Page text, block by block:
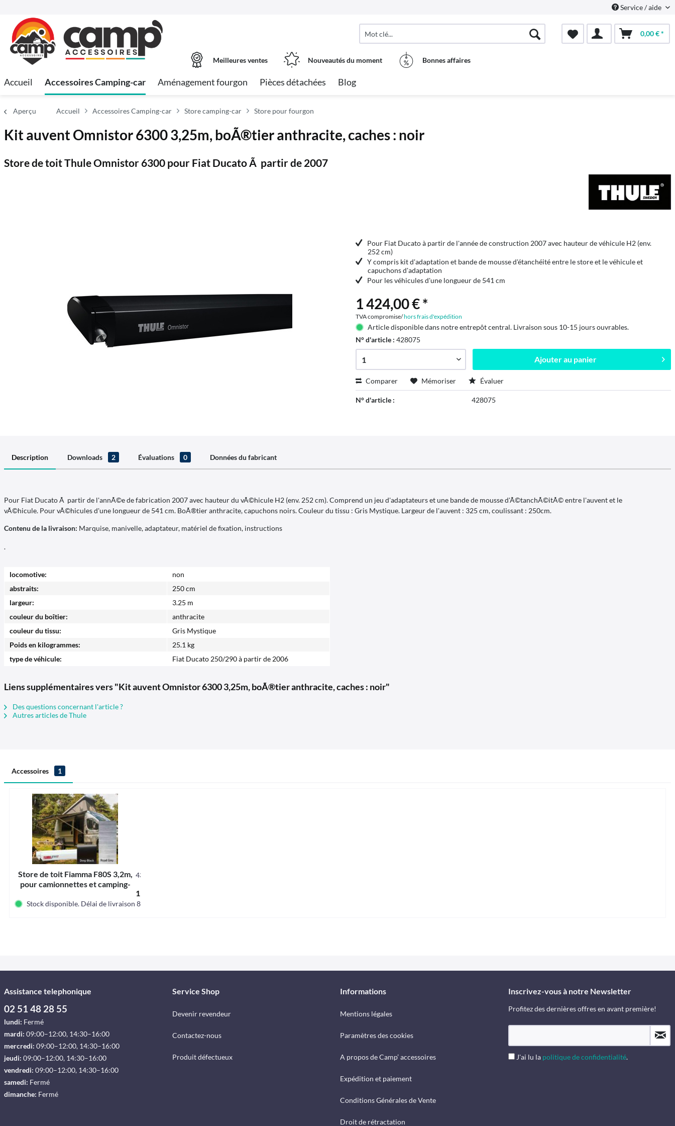
Service / aide
0,00 € *
Meilleures ventes Nouveautés du moment Bonnes affaires
Accueil Accessoires Camping-car Aménagement fourgon Pièces détachées Blog
Aperçu Accueil Accessoires Camping-car Store camping-car Store pour fourgon
Kit auvent Omnistor 6300 3,25m, boÃ®tier anthracite, caches : noir
Store de toit Thule Omnistor 6300 pour Fiat Ducato Ã partir de 2007
Pour Fiat Ducato à partir de l'année de construction 2007 avec hauteur de véhicule H2 (env.
252 cm)
Y compris kit d'adaptation et bande de mousse d'étanchéité entre le store et le véhicule et
capuchons d'adaptation
Pour les véhicules d'une longueur de 541 cm
1 424,00 € *
TVA compromise/hors frais d'expédition
Article disponible dans notre entrepôt central. Livraison sous 10-15 jours ouvrables.
N° d'article :428075
Ajouter au panier
Comparer Mémoriser Évaluer
N° d'article : 428075
Description Downloads 2 Évaluations 0 Données du fabricant
Pour Fiat Ducato Ã partir de l'annÃ©e de fabrication 2007 avec hauteur du vÃ©hicule H2 (env. 252 cm). Comprend un jeu d'adaptateurs et une bande de mousse d'Ã©tanchÃ©itÃ© entre l'auvent et le
vÃ©hicule. Pour vÃ©hicules d'une longueur de 541 cm. BoÃ®tier anthracite, capuchons noirs. Couleur du tissu : Gris Mystique. Largeur de l'auvent : 325 cm, coulissant : 250cm.
Contenu de la livraison: Marquise, manivelle, adaptateur, matériel de fixation, instructions
.
locomotive:
non
abstraits:
250 cm
largeur:
3.25 m
couleur du boîtier:
anthracite
couleur du tissu:
Gris Mystique
Poids en kilogrammes:
25.1 kg
type de véhicule:
Fiat Ducato 250/290 à partir de 2006
Liens supplémentaires vers "Kit auvent Omnistor 6300 3,25m, boÃ®tier anthracite, caches : noir"
Des questions concernant l'article ?
Autres articles de Thule
Accessoires 1
Store de toit Fiamma F80S 3,2m,
pour camionnettes et camping-
436289
1 174,00 € *
Stock disponible. Délai de livraison 8-12 jours
Assistance telephonique
02 51 48 28 55
lundi: Fermé
mardi: 09:00–12:00, 14:30–16:00
mercredi: 09:00–12:00, 14:30–16:00
jeudi: 09:00–12:00, 14:30–16:00
vendredi: 09:00–12:00, 14:30–16:00
samedi: Fermé
dimanche: Fermé
Service Shop
Devenir revendeur
Contactez-nous
Produit défectueux
Informations
Mentions légales
Paramètres des cookies
A propos de Camp’ accessoires
Expédition et paiement
Conditions Générales de Vente
Droit de rétractation
Inscrivez-vous à notre Newsletter
Profitez des dernières offres en avant première!
J'ai lu la politique de confidentialité.